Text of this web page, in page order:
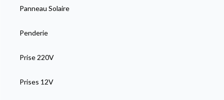
Panneau Solaire
Penderie
Prise 220V
Prises 12V